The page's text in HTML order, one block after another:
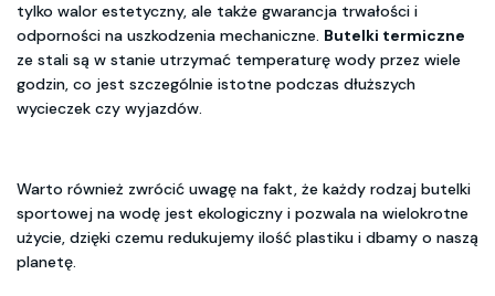
tylko walor estetyczny, ale także gwarancja trwałości i
odporności na uszkodzenia mechaniczne. Butelki termiczne
ze stali są w stanie utrzymać temperaturę wody przez wiele
godzin, co jest szczególnie istotne podczas dłuższych
wycieczek czy wyjazdów.
Warto również zwrócić uwagę na fakt, że każdy rodzaj butelki
sportowej na wodę jest ekologiczny i pozwala na wielokrotne
użycie, dzięki czemu redukujemy ilość plastiku i dbamy o naszą
planetę.